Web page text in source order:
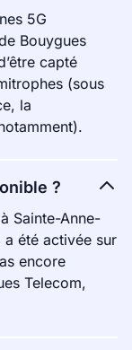
5G
Bouygues
capté
(sous
la
?
Sainte-Anne-
été activée sur
encore
Telecom,